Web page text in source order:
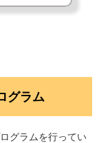
グラム
グラムを行ってい